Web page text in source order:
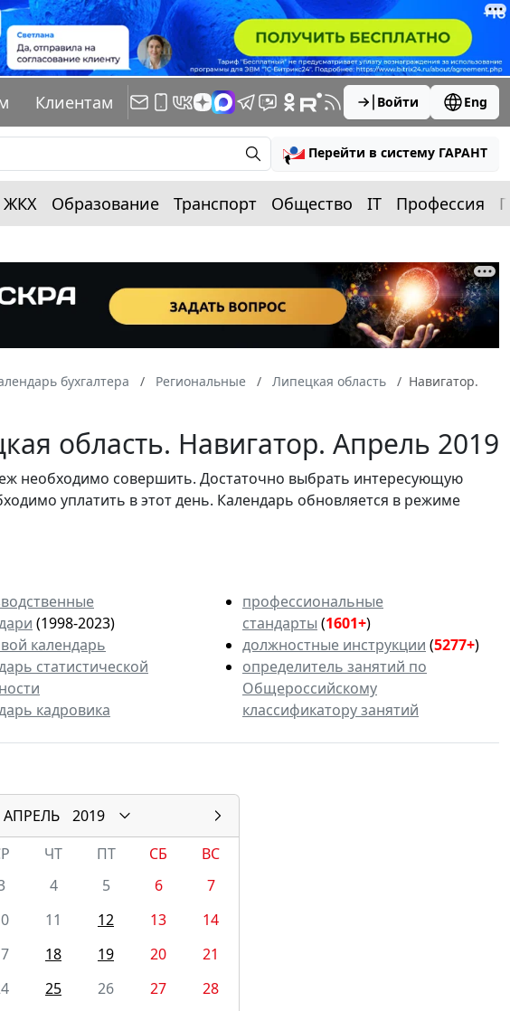
Клиентам Войти Eng
Перейти в систему ГАРАНТ
ЖКХ Образование Транспорт Общество IT Профессия
бухгалтера Региональные Липецкая область
Навигатор.
область. Навигатор. Апрель 2019
необходимо совершить. Достаточно выбрать интересующую
уплатить в этот день. Календарь обновляется в режиме
(1998-2023)
календарь
статистической
кадровика
профессиональные
стандарты (1601+)
должностные инструкции (5277+)
определитель занятий по
Общероссийскому
классификатору занятий
АПРЕЛЬ
2019
ЧТ ПТ СБ
ВС
4 5 6
7
11 12 13
14
18 19 20
21
25 26 27
28